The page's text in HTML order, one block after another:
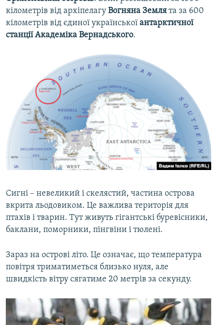
кілометрів від архіпелагу Вогняна Земля та за 600
кілометрів від єдиної української антарктичної
станції Академіка Вернадського.
Сигні – невеликий і скелястий, частина острова
вкрита льодовиком. Це важлива територія для
птахів і тварин. Тут живуть гігантські буревісники,
баклани, поморники, пінгвіни і тюлені.
Зараз на острові літо. Це означає, що температура
повітря триматиметься близько нуля, але
швидкість вітру сягатиме 20 метрів за секунду.